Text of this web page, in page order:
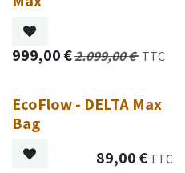
999,00€2.099,00€ TTC
EcoFlow - DELTA Max
Bag
89,00€ TTC